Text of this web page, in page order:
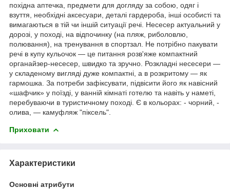
похідна аптечка, предмети для догляду за собою, одяг і
взуття, необхідні аксесуари, деталі гардероба, інші особисті та
вимагаються в тій чи іншій ситуації речі. Несесер актуальний у
дорозі, у поході, на відпочинку (на пляж, риболовлю,
полювання), на тренування в спортзал. Не потрібно пакувати
речі в купу кульочок — це питання розв'яже компактний
органайзер-несесер, швидко та зручно. Розкладні несесери —
у складеному вигляді дуже компактні, а в розкритому — як
гармошка. За потреби зафіксувати, підвісити його як навісний
«шафчик» у поїзді, у ванній кімнаті готелю та навіть у наметі,
перебуваючи в туристичному поході. Є в кольорах: - чорний, -
олива, — камуфляж "піксель".
Приховати
Характеристики
Основні атрибути